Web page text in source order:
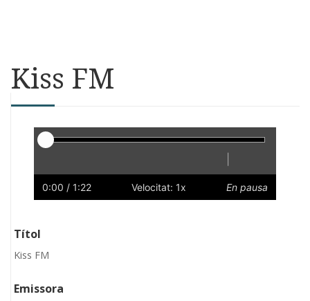
Kiss FM
Reproductor
Lent
0:00 / 1:22 Velocitat: 1x En pausa
Títol
Kiss FM
Emissora